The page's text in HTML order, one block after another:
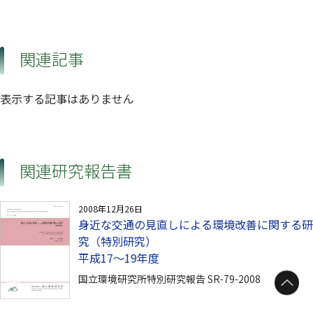
関連記事
表示する記事はありません
関連研究報告書
2008年12月26日
身近な交通の見直しによる環境改善に関する研
究（特別研究）
平成17〜19年度
国立環境研究所特別研究報告 SR-79-2008